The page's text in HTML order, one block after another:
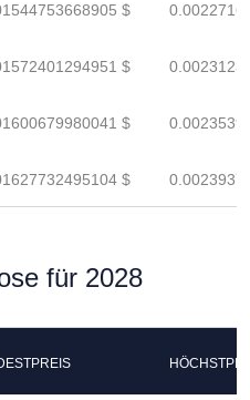
$
$
$
$
für 2028